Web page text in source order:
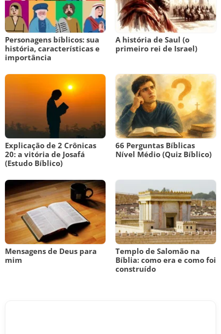
Personagens bíblicos: sua
história, características e
importância
A história de Saul (o
primeiro rei de Israel)
Explicação de 2 Crônicas
20: a vitória de Josafá
(Estudo Bíblico)
66 Perguntas Bíblicas
Nível Médio (Quiz Bíblico)
Mensagens de Deus para
mim
Templo de Salomão na
Bíblia: como era e como foi
construído